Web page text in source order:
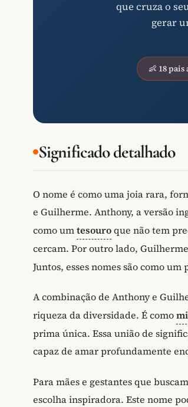
que cruza o
gerar
👶 18
Significado detalhado
O nome é como uma joia rara,
e Guilherme. Anthony, a versão
como umtesouroque não tem
cercam. Por outro lado,
Juntos, esses nomes são como
A combinação de Anthony e
riqueza da diversidade. É como
prima única. Essa união de
capaz de amar profundamente
Para mães e gestantes que
escolha inspiradora. Este nome